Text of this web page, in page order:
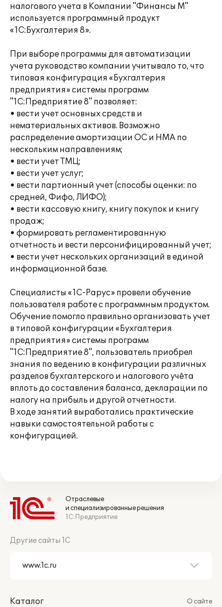
налогового учета в Компании "Финансы М"
используется программный продукт
«1С:Бухгалтерия 8».
При выборе программы для автоматизации
учета руководство компании учитывало то, что
типовая конфигурация «Бухгалтерия
предприятия» системы программ
"1С:Предприятие 8" позволяет:
• вести учет основных средств и
нематериальных активов. Возможно
распределение амортизации ОС и НМА по
нескольким направлениям;
• вести учет ТМЦ;
• вести учет услуг;
• вести партионный учет (способы оценки: по
средней, Фифо, ЛИФО);
• вести кассовую книгу, книгу покупок и книгу
продаж;
• формировать регламентированную
отчетность и вести персонифицированный учет;
• вести учет нескольких организаций в единой
информационной базе.
Специалисты «1С-Рарус» провели обучение
пользователя работе с программным продуктом.
Обучение помогло правильно организовать учет
в типовой конфигурации «Бухгалтерия
предприятия» системы программ
"1С:Предприятие 8", пользователь приобрел
знания по ведению в конфигурации различных
разделов бухгалтерского и налогового учёта
вплоть до составления баланса, декларации по
налогу на прибыль и другой отчетности.
В ходе занятий выработались практические
навыки самостоятельной работы с
конфигурацией.
Отраслевые
и специализированные решения
1С:Предприятие
Другие сайты 1С
Каталог
О сайте